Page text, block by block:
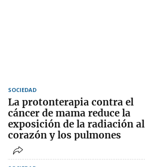
SOCIEDAD
La protonterapia contra el
cáncer de mama reduce la
exposición de la radiación al
corazón y los pulmones